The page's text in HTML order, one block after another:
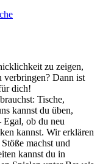
zu zeigen,
verbringen? Dann ist
dich!
Tische,
kannst du üben,
Egal, ob du neu
kannst. Wir erklären
machst und
kannst du in